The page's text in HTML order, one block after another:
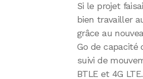
Si le projet
bien travailler
grâce au
Go de capacité
suivi de
BTLE et 4G LTE.